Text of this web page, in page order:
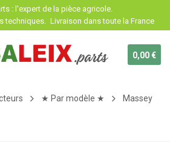
: l'expert de la pièce agricole.
techniques. Livraison dans toute la France
0,00 €
★ Par modèle ★ Massey